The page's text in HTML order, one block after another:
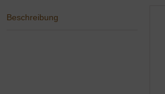
Beschreibung